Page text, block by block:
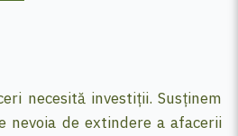
necesită investiții. Susținem
nevoia de extindere a afacerii